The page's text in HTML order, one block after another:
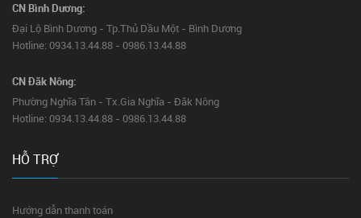
CN Bình Dương:
Đại Lộ Bình Dương - Tp.Thủ Dầu Một - Bình Dương
Hotline: 0934.13.44.88 - 0986.13.44.88
CN Đăk Nông:
Phường Nghĩa Tân - Tx.Gia Nghĩa - Đăk Nông
Hotline: 0934.13.44.88 - 0986.13.44.88
HỖ TRỢ
Hướng dẫn thanh toán